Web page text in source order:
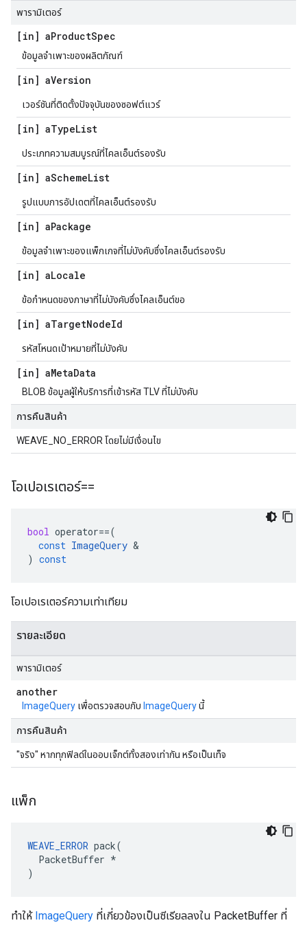
พารามิเตอร์
[in] aProductSpec
ข้อมูลจำเพาะของผลิตภัณฑ์
[in] aVersion
เวอร์ชันที่ติดตั้งปัจจุบันของซอฟต์แวร์
[in] aTypeList
ประเภทความสมบูรณ์ที่ไคลเอ็นต์รองรับ
[in] aSchemeList
รูปแบบการอัปเดตที่ไคลเอ็นต์รองรับ
[in] aPackage
ข้อมูลจำเพาะของแพ็กเกจที่ไม่บังคับซึ่งไคลเอ็นต์รองรับ
[in] aLocale
ข้อกำหนดของภาษาที่ไม่บังคับซึ่งไคลเอ็นต์ขอ
[in] aTargetNodeId
รหัสโหนดเป้าหมายที่ไม่บังคับ
[in] aMetaData
BLOB ข้อมูลผู้ให้บริการที่เข้ารหัส TLV ที่ไม่บังคับ
การคืนสินค้า
WEAVE_NO_ERROR โดยไม่มีเงื่อนไข
โอเปอเรเตอร์==
bool operator==(
const ImageQuery &
) const
โอเปอเรเตอร์ความเท่าเทียม
รายละเอียด
พารามิเตอร์
another
ImageQuery เพื่อตรวจสอบกับ ImageQueryนี้
การคืนสินค้า
"จริง" หากทุกฟิลด์ในออบเจ็กต์ทั้งสองเท่ากัน หรือเป็นเท็จ
แพ็ก
WEAVE_ERROR pack(
  PacketBuffer *
)
ทำให้ ImageQuery ที่เกี่ยวข้องเป็นซีเรียลลงใน PacketBuffer ที่